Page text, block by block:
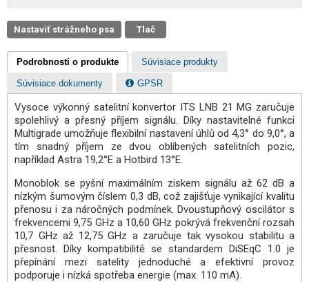
Nastaviť strážneho psa Tlač
Podrobnosti o produkte Súvisiace produkty
Súvisiace dokumenty GPSR
Vysoce výkonný satelitní konvertor ITS LNB 21 MG zaručuje
spolehlivý a přesný příjem signálu. Díky nastavitelné funkci
Multigrade umožňuje flexibilní nastavení úhlů od 4,3° do 9,0°, a
tím snadný příjem ze dvou oblíbených satelitních pozic,
například Astra 19,2°E a Hotbird 13°E.
Monoblok se pyšní maximálním ziskem signálu až 62 dB a
nízkým šumovým číslem 0,3 dB, což zajišťuje vynikající kvalitu
přenosu i za náročných podmínek. Dvoustupňový oscilátor s
frekvencemi 9,75 GHz a 10,60 GHz pokrývá frekvenční rozsah
10,7 GHz až 12,75 GHz a zaručuje tak vysokou stabilitu a
přesnost. Díky kompatibilitě se standardem DiSEqC 1.0 je
přepínání mezi satelity jednoduché a efektivní provoz
podporuje i nízká spotřeba energie (max. 110 mA).